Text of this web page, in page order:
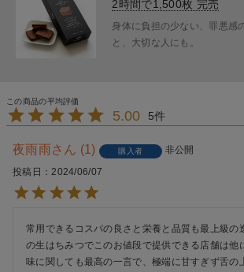
2時間で1,500枚 完売
身体に負担の少ない、罪悪感
と、大切な人にも。
5.00 5
夜雨雨 1 購入者 非公開
投稿日 2024/06/07
常用できるコスパの良さと栄養と品質も最上級の
の生はちみつでこのお値段で提供できる店舗は他
味に関しても最高の一言で、極端に甘すぎず舌の